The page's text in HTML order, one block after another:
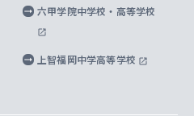
ス研究センター
大学学生歌
活動等の情報公表
検・評価
紹介
六甲学院中学校・高等学校
上智福岡中学高等学校